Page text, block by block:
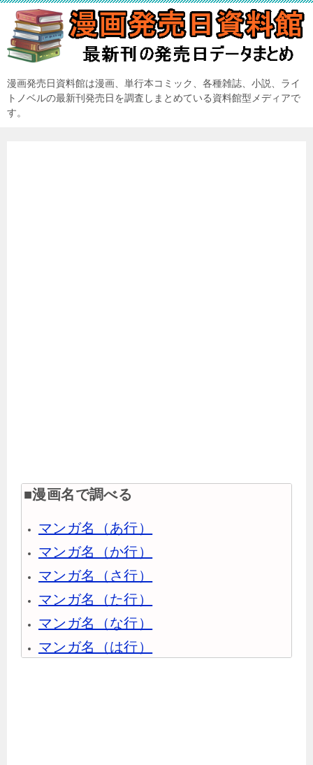
漫画発売日資料館は漫画、単行本コミック、各種雑誌、小説、ライ
トノベルの最新刊発売日を調査しまとめている資料館型メディアで
す。
■漫画名で調べる
マンガ名（あ行）
マンガ名（か行）
マンガ名（さ行）
マンガ名（た行）
マンガ名（な行）
マンガ名（は行）